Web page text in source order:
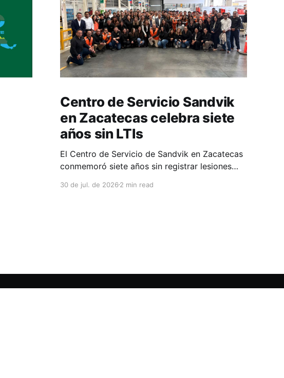
Centro de Servicio Sandvik
en Zacatecas celebra siete
años sin LTIs
El Centro de Servicio de Sandvik en Zacatecas
conmemoró siete años sin registrar lesiones
la consolidación de una cultura de seguridad
30 de jul. de 20262 min read